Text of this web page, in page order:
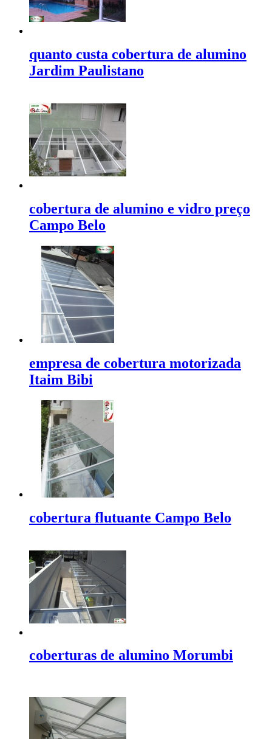
quanto custa cobertura de alumino
Jardim Paulistano
cobertura de alumino e vidro preço
Campo Belo
empresa de cobertura motorizada
Itaim Bibi
cobertura flutuante Campo Belo
coberturas de alumino Morumbi